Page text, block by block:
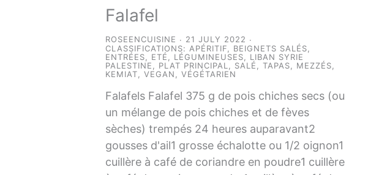
Falafel
ROSEENCUISINE
21 JULY 2022
CLASSIFICATIONS: APÉRITIF BEIGNETS SALÉS
ENTRÉES
ETÉ LÉGUMINEUSES
LIBAN SYRIE
PALESTINE
PLAT PRINCIPAL SALÉ ,TAPAS, MEZZÉS,
KEMIAT ,VEGAN ,VÉGÉTARIEN
Falafels Falafel 375 g de pois chiches secs (ou
un mélange de pois chiches et de fèves
sèches) trempés 24 heures auparavant2
gousses d'ail1 grosse échalotte ou 1/2 oignon1
cuillère à café de coriandre en poudre1 cuillère